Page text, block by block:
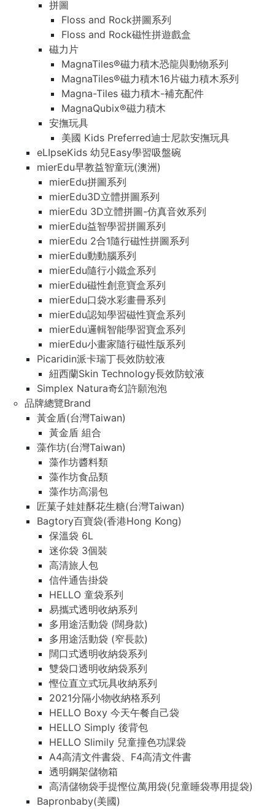
拼圖
Floss and Rock拼圖系列
Floss and Rock磁性拼遊戲盒
磁力片
MagnaTiles®磁力積木恐龍與動物系列
MagnaTiles®磁力積木16片磁力積木系列
Magna-Tiles 磁力積木-補充配件
MagnaQubix®磁力積木
安撫玩具
美國 Kids Preferred迪士尼款安撫玩具
eLIpseKids 幼兒Easy學習吸盤碗
mierEdu早教益智童玩(澳洲)
mierEdu拼圖系列
mierEdu3D立體拼圖系列
mierEdu 3D立體拼圖-仿真音效系列
mierEdu益智學習拼圖系列
mierEdu 2合1隨行磁性拼圖系列
mierEdu動動腦系列
mierEdu隨行小鐵盒系列
mierEdu磁性創意寶盒系列
mierEdu口袋水彩畫冊系列
mierEdu認知學習磁性寶盒系列
mierEdu邏輯智能學習寶盒系列
mierEdu小畫家隨行磁性版系列
Picaridin派卡瑞丁長效防蚊液
紐西蘭Skin Technology長效防蚊液
Simplex Natura奇幻許願泡泡
品牌總覽Brand
黃金盾(台灣Taiwan)
黃金盾 組合
藻作坊(台灣Taiwan)
藻作坊醬料類
藻作坊食品類
藻作坊高湯包
匠菓子娃娃酥花生糖(台灣Taiwan)
Bagtory百寶袋(香港Hong Kong)
保溫袋 6L
迷你袋 3個裝
高清旅人包
信件通告掛袋
HELLO 童袋系列
易攜式透明收納系列
多用途活動袋 (闊身款)
多用途活動袋 (窄長款)
闊口式透明收納袋系列
雙袋口透明收納袋系列
慳位直立式玩具收納系列
2021分隔小物收納格系列
HELLO Boxy 今天午餐自己袋
HELLO Simply 後背包
HELLO Slimily 兒童撞色功課袋
A4高清文件書袋、F4高清文件書
透明鋼架儲物箱
高清儲物袋手提慳位萬用袋(兒童睡袋專用提袋)
Bapronbaby(美國)